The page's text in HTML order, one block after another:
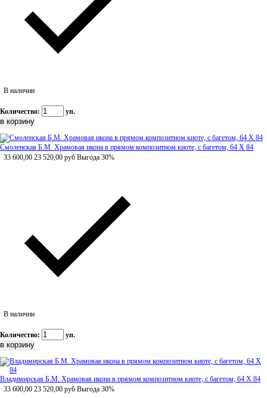
В наличии
Количество: уп.
Смоленская Б.М. Храмовая икона в прямом композитном киоте, с багетом, 64 Х 84
33 600,00 23 520,00 руб Выгода 30%
В наличии
Количество: уп.
Владимирская Б.М. Храмовая икона в прямом композитном киоте, с багетом, 64 Х 84
33 600,00 23 520,00 руб Выгода 30%